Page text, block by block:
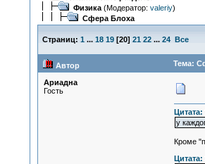
Физика(Модератор: valeriy)
Сфера Блоха
Страниц: 1 ... 18 19[20] 21 22 ... 24 Все
Автор Тема:
Ариадна
Гость
у
Кроме